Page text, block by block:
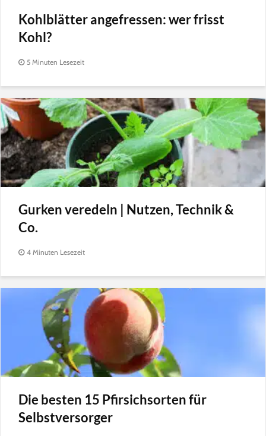
Kohlblätter angefressen: wer frisst
Kohl?
5 Minuten Lesezeit
Gurken veredeln | Nutzen, Technik &
Co.
4 Minuten Lesezeit
Die besten 15 Pfirsichsorten für
Selbstversorger